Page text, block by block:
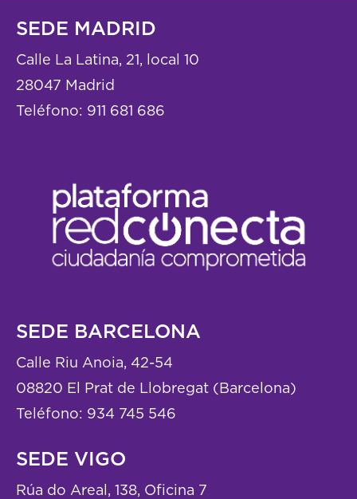
SEDE MADRID
Calle La Latina, 21, local 10
28047 Madrid
Teléfono: 911 681 686
SEDE BARCELONA
Calle Riu Anoia, 42-54
08820 El Prat de Llobregat (Barcelona)
Teléfono: 934 745 546
SEDE VIGO
Rúa do Areal, 138, Oficina 7